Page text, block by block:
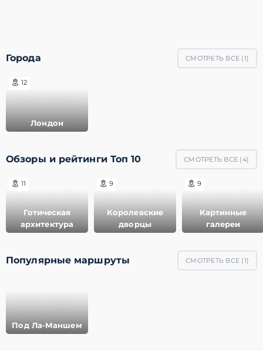
Города СМОТРЕТЬ ВСЕ (1)
12
Лондон
Обзоры и рейтинги Топ 10 СМОТРЕТЬ ВСЕ (4)
11
Готическая
архитектура
9
Королевские
дворцы
9
Картинные
галереи
Популярные маршруты СМОТРЕТЬ ВСЕ (1)
Под Ла-Маншем